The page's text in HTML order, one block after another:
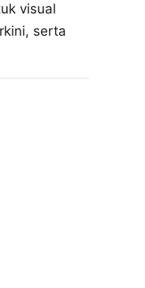
visual
serta